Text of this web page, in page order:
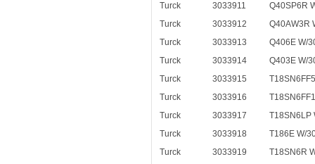
Turck
3033911
Q40SP6R
Turck
3033912
Q40AW3R
Turck
3033913
Q406E W/
Turck
3033914
Q403E W/
Turck
3033915
Turck
3033916
Turck
3033917
T18SN6LP
Turck
3033918
T186E W/
Turck
3033919
T18SN6R